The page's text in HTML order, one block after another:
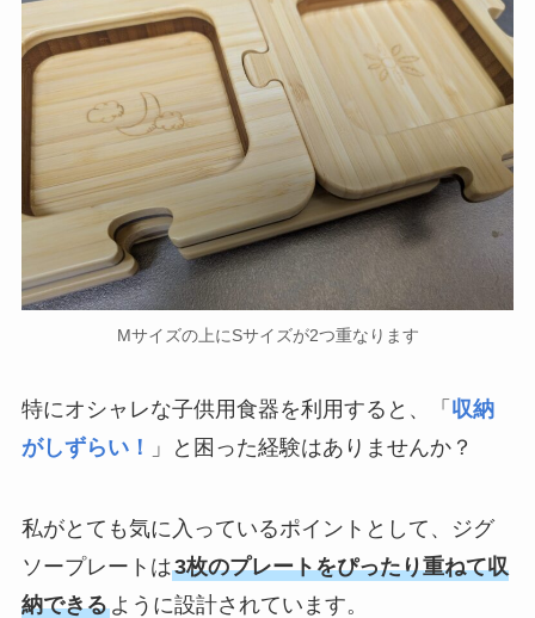
Mサイズの上にSサイズが2つ重なります
特にオシャレな子供用食器を利用すると、「 収納
がしずらい！
」と困った経験はありませんか？
私がとても気に入っているポイントとして、ジグ
ソープレートは3枚のプレートをぴったり重ねて収
納できるように設計されています。